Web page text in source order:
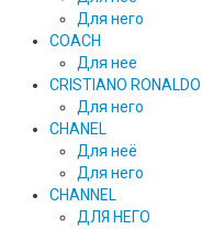
Для него
COACH
Для нее
CRISTIANO RONALDO
Для него
CHANEL
Для неё
Для него
CHANNEL
ДЛЯ НЕГО